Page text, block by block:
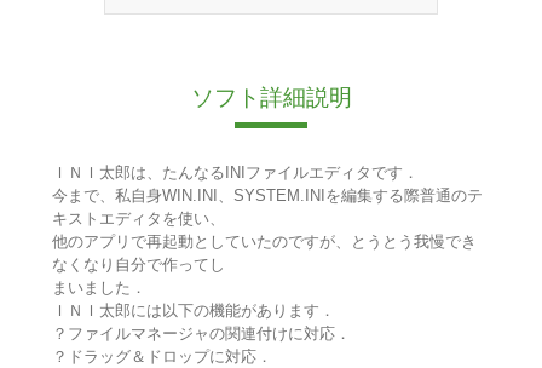
ソフト詳細説明
ＩＮＩ太郎は、たんなるINIファイルエディタです．
今まで、私自身WIN.INI、SYSTEM.INIを編集する際普通のテ
キストエディタを使い、
他のアプリで再起動としていたのですが、とうとう我慢でき
なくなり自分で作ってし
まいました．
ＩＮＩ太郎には以下の機能があります．
？ファイルマネージャの関連付けに対応．
？ドラッグ＆ドロップに対応．